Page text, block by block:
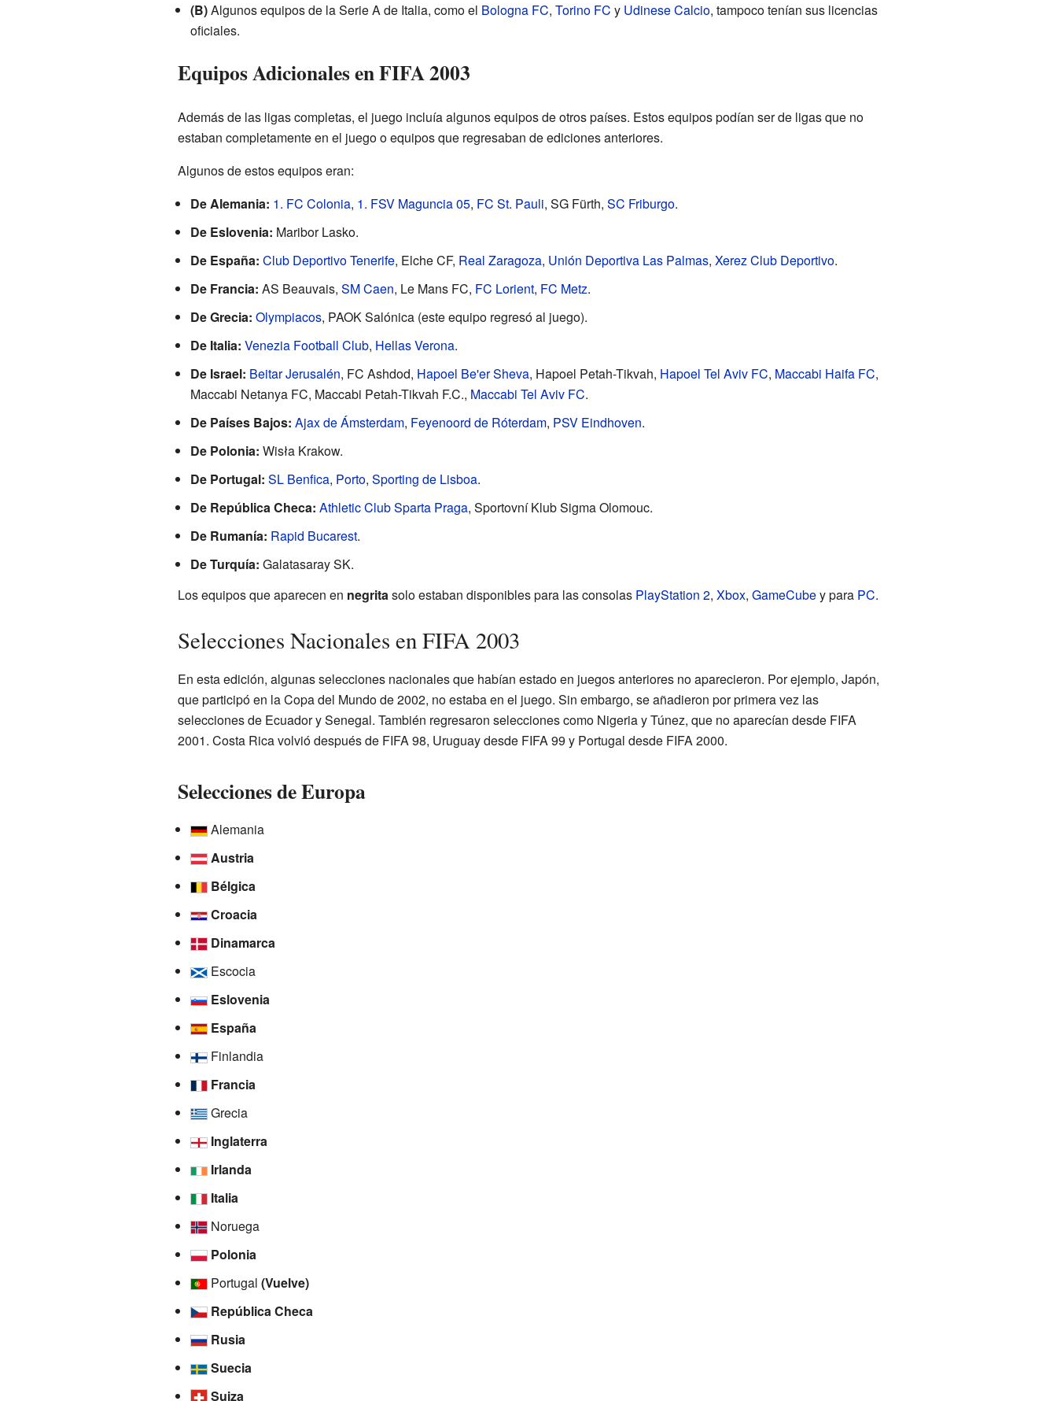
(B)Algunos equipos de la Serie A de Italia, como el Bologna FC, Torino FC y Udinese Calcio, tampoco tenían sus licencias
oficiales.
Equipos Adicionales en FIFA 2003
Además de las ligas completas, el juego incluía algunos equipos de otros países. Estos equipos podían ser de ligas que no
estaban completamente en el juego o equipos que regresaban de ediciones anteriores.
Algunos de estos equipos eran:
De Alemania: 1. FC Colonia, 1. FSV Maguncia 05, FC St. Pauli, SG Fürth, SC Friburgo.
De Eslovenia: Maribor Lasko.
De España: Club Deportivo Tenerife, Elche CF, Real Zaragoza, Unión Deportiva Las Palmas, Xerez Club Deportivo.
De Francia: AS Beauvais, SM Caen, Le Mans FC, FC Lorient, FC Metz.
De Grecia: Olympiacos, PAOK Salónica (este equipo regresó al juego).
De Italia: Venezia Football Club, Hellas Verona.
De Israel: Beitar Jerusalén, FC Ashdod, Hapoel Be'er Sheva, Hapoel Petah-Tikvah, Hapoel Tel Aviv FC, Maccabi Haifa FC,
Maccabi Netanya FC, Maccabi Petah-Tikvah F.C., Maccabi Tel Aviv FC.
De Países Bajos: Ajax de Ámsterdam, Feyenoord de Róterdam, PSV Eindhoven.
De Polonia: Wisła Krakow.
De Portugal: SL Benfica, Porto, Sporting de Lisboa.
De República Checa: Athletic Club Sparta Praga, Sportovní Klub Sigma Olomouc.
De Rumanía: Rapid Bucarest.
De Turquía: Galatasaray SK.
Los equipos que aparecen en negritasolo estaban disponibles para las consolas PlayStation 2, Xbox, GameCubey para PC.
Selecciones Nacionales en FIFA 2003
En esta edición, algunas selecciones nacionales que habían estado en juegos anteriores no aparecieron. Por ejemplo, Japón,
que participó en la Copa del Mundo de 2002, no estaba en el juego. Sin embargo, se añadieron por primera vez las
selecciones de Ecuador y Senegal. También regresaron selecciones como Nigeria y Túnez, que no aparecían desde FIFA
2001. Costa Rica volvió después de FIFA 98, Uruguay desde FIFA 99 y Portugal desde FIFA 2000.
Selecciones de Europa
Alemania
Austria
Bélgica
Croacia
Dinamarca
Escocia
Eslovenia
España
Finlandia
Francia
Grecia
Inglaterra
Irlanda
Italia
Noruega
Polonia
Portugal (Vuelve)
República Checa
Rusia
Suecia
Suiza